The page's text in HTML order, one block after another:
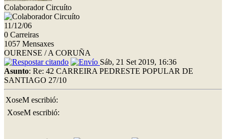
Colaborador Circuíto
11/12/06
0 Carreiras
1057 Mensaxes
OURENSE / A CORUÑA
Sáb, 21 Set 2019, 16:36
Asunto: Re: 42 CARREIRA PEDRESTE POPULAR DE
SANTIAGO 27/10
XoseM escribió:
XoseM escribió: